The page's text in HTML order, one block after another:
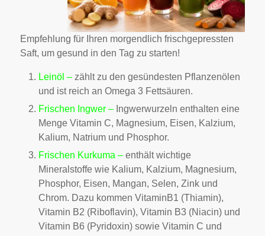
Empfehlung für Ihren morgendlich frischgepressten
Saft, um gesund in den Tag zu starten!
Leinöl – zählt zu den gesündesten Pflanzenölen
und ist reich an Omega 3 Fettsäuren.
Frischen Ingwer – Ingwerwurzeln enthalten eine
Menge Vitamin C, Magnesium, Eisen, Kalzium,
Kalium, Natrium und Phosphor.
Frischen Kurkuma – enthält wichtige
Mineralstoffe wie Kalium, Kalzium, Magnesium,
Phosphor, Eisen, Mangan, Selen, Zink und
Chrom. Dazu kommen VitaminB1 (Thiamin),
Vitamin B2 (Riboflavin), Vitamin B3 (Niacin) und
Vitamin B6 (Pyridoxin) sowie Vitamin C und